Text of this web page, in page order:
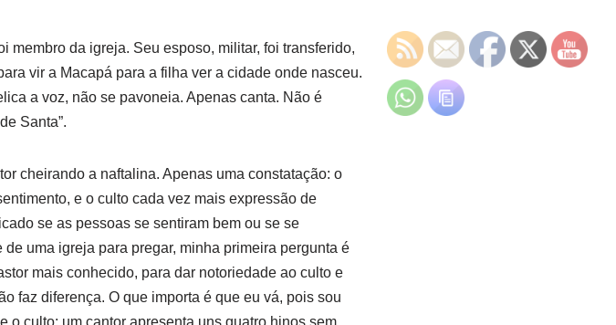
da igreja. Seu esposo, militar, foi transferido,
vir a Macapá para a filha ver a cidade onde nasceu.
a voz, não se pavoneia. Apenas canta. Não é
Santa”.
cheirando a naftalina. Apenas uma constatação: o
e o culto cada vez mais expressão de
se as pessoas se sentiram bem ou se se
uma igreja para pregar, minha primeira pergunta é
mais conhecido, para dar notoriedade ao culto e
faz diferença. O que importa é que eu vá, pois sou
o culto: um cantor apresenta uns quatro hinos sem